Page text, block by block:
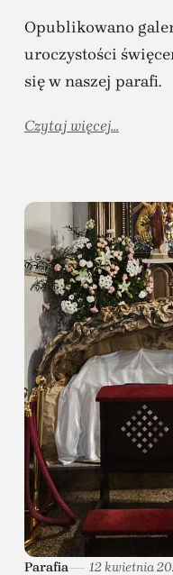
Opublikowano
uroczystości
się w naszej parafi.
Czytaj więcej...
Parafia 12 kwietnia